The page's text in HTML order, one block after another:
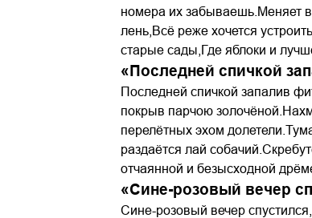
номера их забываешь.Меняет
лень,Всё реже хочется
старые сады,Где яблоки и
«Последней спичкой
Последней спичкой запалив
покрыв парчою
перелётных эхом
раздаётся лай
отчаянной и безысходной
«Сине-розовый вечер
Сине-розовый вечер